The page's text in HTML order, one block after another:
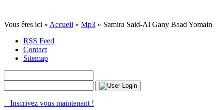
Vous êtes ici » Accueil » Mp3 » Samira Said-Al Gany Baad Yomain
RSS Feed
Contact
Sitemap
+ Inscrivez vous maintenant !